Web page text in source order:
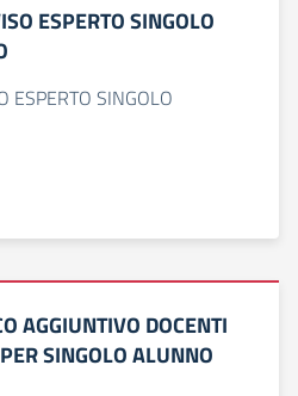
ESPERTO SINGOLO
ESPERTO SINGOLO
AGGIUNTIVO DOCENTI
SINGOLO ALUNNO